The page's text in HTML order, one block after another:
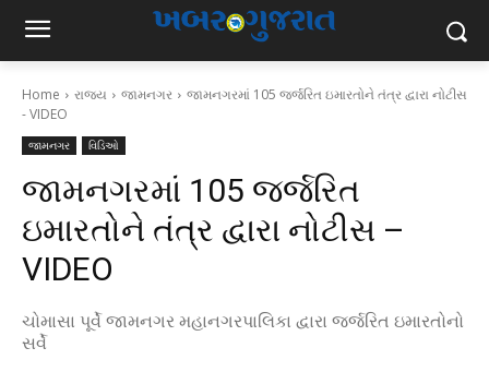
Home રાજ્ય જામનગર
જામનગરમાં 105 જર્જરિત ઇમારતોને તંત્ર દ્વારા નોટીસ
- VIDEO
જામનગર વિડિઓ
જામનગરમાં 105 જર્જરિત
ઇમારતોને તંત્ર દ્વારા નોટીસ –
VIDEO
ચોમાસા પૂર્વે જામનગર મહાનગરપાલિકા દ્વારા જર્જરિત ઇમારતોનો
સર્વે